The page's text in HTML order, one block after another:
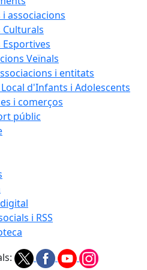
associacions
Culturals
Veïnals
i entitats
d'Infants i Adolescents
i comerços
públic
i RSS